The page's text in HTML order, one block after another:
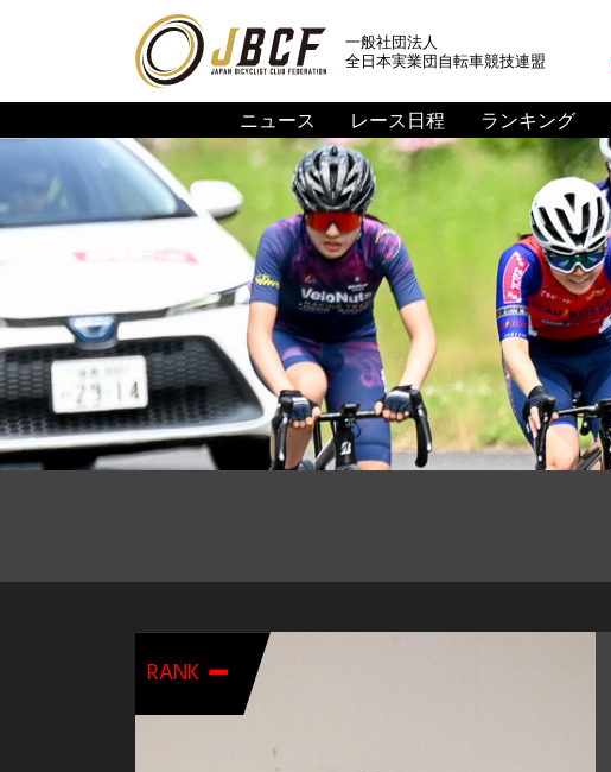
一般社団法人
全日本実業団自転車競技連盟
ニュース レース日程 ランキング
RANK-